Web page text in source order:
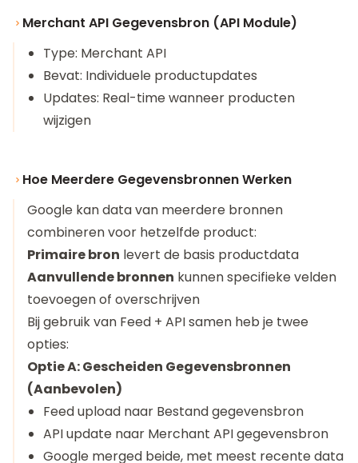
Merchant API Gegevensbron (API Module)
Type: Merchant API
Bevat: Individuele productupdates
Updates: Real-time wanneer producten
wijzigen
Hoe Meerdere Gegevensbronnen Werken
Google kan data van meerdere bronnen
combineren voor hetzelfde product:
Primaire bron levert de basis productdata
Aanvullende bronnen kunnen specifieke velden
toevoegen of overschrijven
Bij gebruik van Feed + API samen heb je twee
opties:
Optie A: Gescheiden Gegevensbronnen
(Aanbevolen)
Feed upload naar Bestand gegevensbron
API update naar Merchant API gegevensbron
Google merged beide, met meest recente data